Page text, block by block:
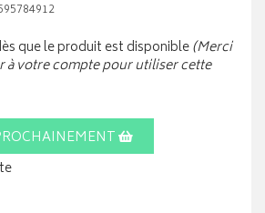
que le produit est disponible(Merci
à votre compte pour utiliser cette